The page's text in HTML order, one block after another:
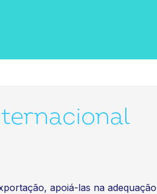
apoiá-las na